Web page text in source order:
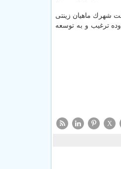
شهرك ماهیان زینتی
ترغیب و به توسعه
X